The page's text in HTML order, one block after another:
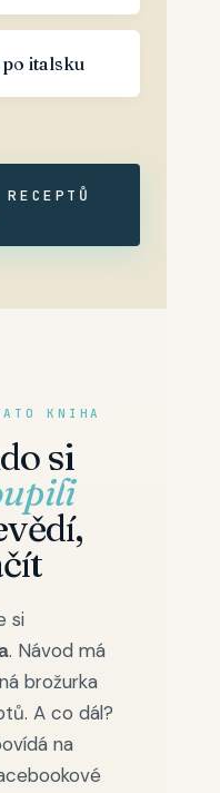
italsku
KNIHA
si
si
. Návod má
brožurka
A co dál?
na